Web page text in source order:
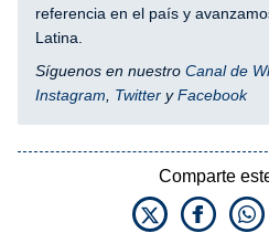
referencia en el país y
Latina.
Síguenos en nuestro Canal de
Instagram, Twitter yFacebook
Comparte